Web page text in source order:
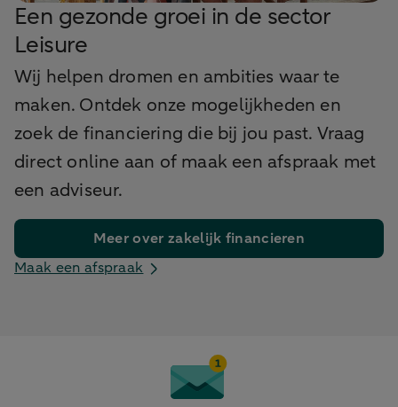
Een gezonde groei in de sector
Leisure
Wij helpen dromen en ambities waar te
maken. Ontdek onze mogelijkheden en
zoek de financiering die bij jou past. Vraag
direct online aan of maak een afspraak met
een adviseur.
Meer over zakelijk financieren
Maak een afspraak